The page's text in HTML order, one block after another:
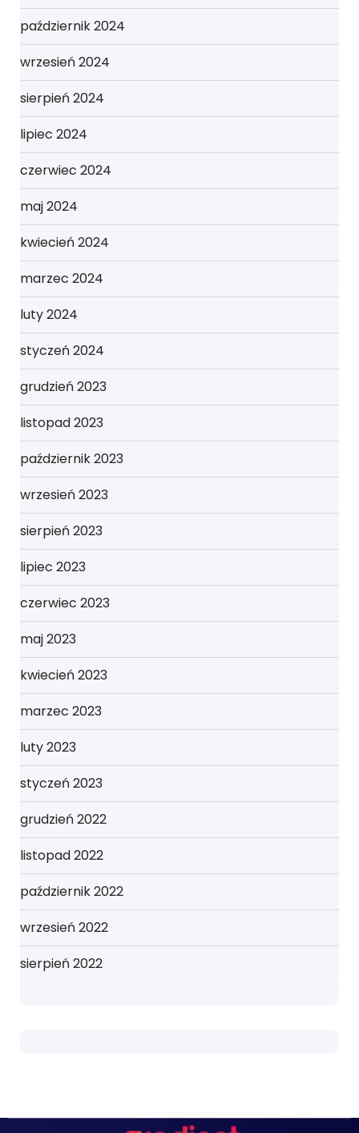
październik 2024
wrzesień 2024
sierpień 2024
lipiec 2024
czerwiec 2024
maj 2024
kwiecień 2024
marzec 2024
luty 2024
styczeń 2024
grudzień 2023
listopad 2023
październik 2023
wrzesień 2023
sierpień 2023
lipiec 2023
czerwiec 2023
maj 2023
kwiecień 2023
marzec 2023
luty 2023
styczeń 2023
grudzień 2022
listopad 2022
październik 2022
wrzesień 2022
sierpień 2022